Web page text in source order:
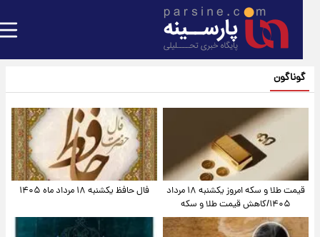
گوناگون
قیمت طلا و سکه امروز یکشنبه ۱۸ مرداد
۱۴۰۵/کاهش قیمت طلا و سکه
فال حافظ یکشنبه ۱۸ مرداد ماه ۱۴۰۵